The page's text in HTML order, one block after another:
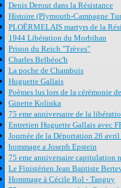
Denis Derout dans la Résistance
Histoire (Plymouth-Campagne
PLOËRMELAIS martyrs de la
1944 Libération du Morbihan
Prison du Reich "Trèves"
Charles Belbéoc'h
La poche de Chambois
Huguette Gallais
Poèmes lus lors de la cérémonie
Ginette Kolinka
75 eme anniversaire de la
Entretien Huguette Gallais avec
Journée de la Déportation 26
hommage a Joseph Epstein
75 eme anniversaire capitulation
Le Finistérien Jean Baptiste
Hommage à Cécile Rol - Tanguy